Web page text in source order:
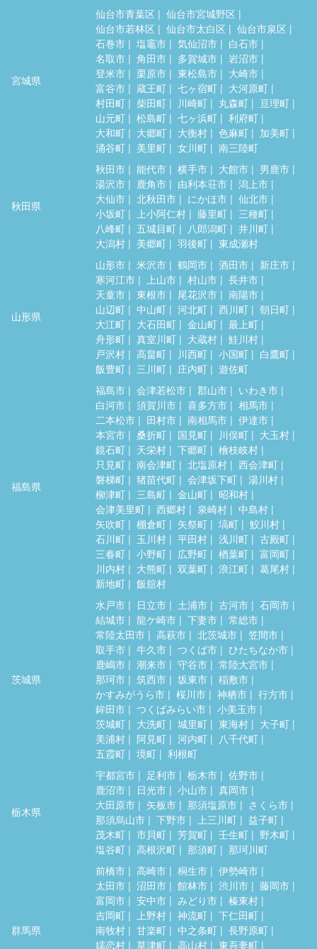
宮城県
仙台市青葉区
仙台市宮城野区
仙台市若林区
仙台市太白区
仙台市泉区
石巻市
塩竈市 気仙沼市
白石市
名取市
角田市 多賀城市
岩沼市
登米市
栗原市 東松島市
大崎市
富谷市
蔵王町 七ヶ宿町
大河原町
村田町
柴田町 川崎町 丸森町
亘理町
山元町
松島町 七ヶ浜町
利府町
大和町
大郷町 大衡村 色麻町
加美町
涌谷町
美里町 女川町 南三陸町
秋田県
秋田市 能代市 横手市 大館市
男鹿市
湯沢市
鹿角市 由利本荘市
潟上市
大仙市
北秋田市 にかほ市
仙北市
小坂町
上小阿仁村 藤里町
三種町
八峰町
五城目町 八郎潟町
井川町
大潟村
美郷町 羽後町 東成瀬村
山形県
山形市 米沢市 鶴岡市 酒田市
新庄市
寒河江市
上山市 村山市
長井市
天童市
東根市 尾花沢市
南陽市
山辺町
中山町 河北町 西川町
朝日町
大江町
大石田町 金山町
最上町
舟形町
真室川町 大蔵村
鮭川村
戸沢村
高畠町 川西町 小国町
白鷹町
飯豊町
三川町 庄内町 遊佐町
福島県
福島市 会津若松市 郡山市
いわき市
白河市
須賀川市 喜多方市
相馬市
二本松市
田村市 南相馬市
伊達市
本宮市
桑折町 国見町 川俣町
大玉村
鏡石町
天栄村 下郷町
檜枝岐村
只見町
南会津町 北塩原村
西会津町
磐梯町
猪苗代町 会津坂下町
湯川村
柳津町
三島町 金山町
昭和村
会津美里町
西郷村 泉崎村
中島村
矢吹町
棚倉町 矢祭町 塙町
鮫川村
石川町
玉川村 平田村 浅川町
古殿町
三春町
小野町 広野町 楢葉町
富岡町
川内村
大熊町 双葉町 浪江町
葛尾村
新地町
飯舘村
茨城県
水戸市 日立市 土浦市 古河市
石岡市
結城市
龍ケ崎市 下妻市
常総市
常陸太田市
高萩市 北茨城市
笠間市
取手市
牛久市 つくば市
ひたちなか市
鹿嶋市
潮来市 守谷市
常陸大宮市
那珂市
筑西市 坂東市
稲敷市
かすみがうら市
桜川市 神栖市
行方市
鉾田市
つくばみらい市
小美玉市
茨城町
大洗町 城里町 東海村
大子町
美浦村
阿見町 河内町
八千代町
五霞町
境町 利根町
栃木県
宇都宮市 足利市 栃木市
佐野市
鹿沼市
日光市 小山市
真岡市
大田原市
矢板市 那須塩原市
さくら市
那須烏山市
下野市 上三川町
益子町
茂木町
市貝町 芳賀町 壬生町
野木町
塩谷町
高根沢町 那須町 那珂川町
群馬県
前橋市 高崎市 桐生市
伊勢崎市
太田市
沼田市 館林市 渋川市
藤岡市
富岡市
安中市 みどり市
榛東村
吉岡町
上野村 神流町
下仁田町
南牧村
甘楽町 中之条町
長野原町
嬬恋村
草津町 高山村
東吾妻町